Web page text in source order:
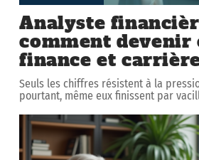
Analyste
comment devenir
finance et
Seuls les chiffres résistent à la
pourtant, même eux finissent par